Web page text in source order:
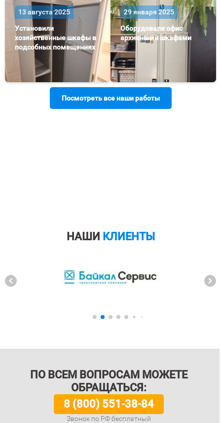
13 августа 2025
Установили
хозяйственные шкафы в
подсобных помещениях
29 января 2025
Оборудовали офис
архивными шкафами
Посмотреть все наши работы
НАШИ КЛИЕНТЫ
ПО ВСЕМ ВОПРОСАМ МОЖЕТЕ
ОБРАЩАТЬСЯ:
8 (800) 551-38-84
Звонок по РФ бесплатный